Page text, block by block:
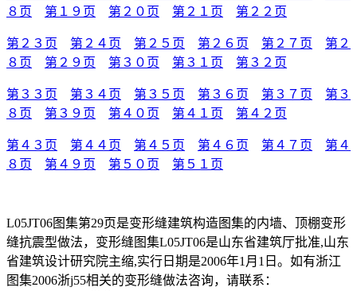
８页
第１９页 第２０页 第２１页 第２２页
第２３页 第２４页 第２５页 第２６页 第２７页
第２
８页
第２９页 第３０页 第３１页 第３２页
第３３页 第３４页 第３５页 第３６页 第３７页
第３
８页
第３９页 第４０页 第４１页 第４２页
第４３页 第４４页 第４５页 第４６页 第４７页
第４
８页
第４９页 第５０页 第５１页
L05JT06图集第29页是变形缝建筑构造图集的内墙、顶棚变形
缝抗震型做法，变形缝图集L05JT06是山东省建筑厅批准,山东
省建筑设计研究院主缩,实行日期是2006年1月1日。如有浙江
图集2006浙j55相关的变形缝做法咨询，请联系：